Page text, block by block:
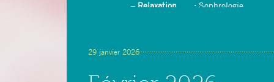
– Relaxation : Sophrologie
29 janvier 2026